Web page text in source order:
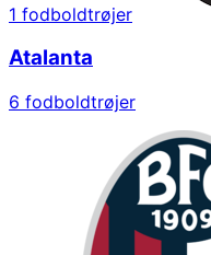
1 fodboldtrøjer
Atalanta
6 fodboldtrøjer